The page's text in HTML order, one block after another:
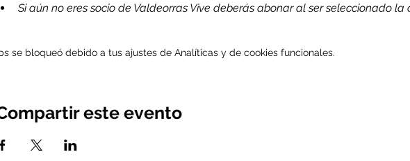
Si aún no eres socio de Valdeorras Vive deberás abonar al ser seleccionado
se bloqueó debido a tus ajustes de Analíticas y de cookies funcionales.
este evento